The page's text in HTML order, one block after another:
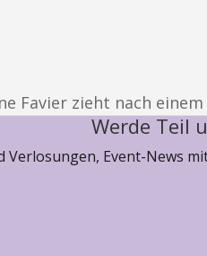
Favier zieht nach
Werde Teil
Verlosungen, Event-News